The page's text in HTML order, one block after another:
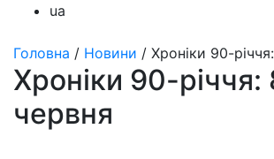
ua
Головна / Новини / Хроніки 90-
Хроніки 90-річчя:
червня